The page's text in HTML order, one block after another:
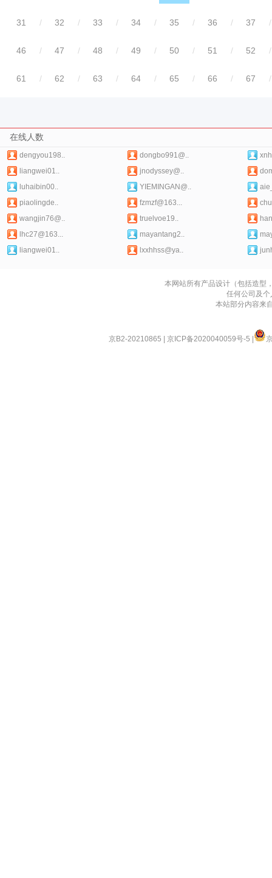
31 / 32 / 33 / 34 / 35 / 36 / 37 /
46 / 47 / 48 / 49 / 50 / 51 / 52 /
61 / 62 / 63 / 64 / 65 / 66 / 67 /
在线人数
dengyou198.. dongbo991@..
liangwei01..
jnodyssey@..
luhaibin00..
YIEMINGAN@..
piaolingde..
fzmzf@163...
wangjin76@..
truelvoe19..
lhc27@163...
mayantang2..
liangwei01..
lxxhhss@ya..
本网站所有产品设计（包括造型
任何公司及
本站部分内容来
京B2-20210865 京ICP备2020040059号-5